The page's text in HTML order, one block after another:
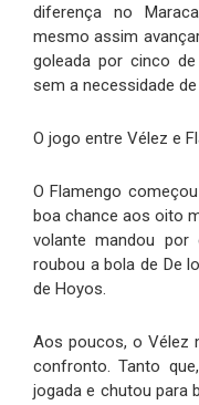
diferença no
mesmo assim
goleada por cinco
sem a necessidade
O jogo entre Vélez e
O Flamengo
boa chance aos oito
volante mandou por
roubou a bola de De
de Hoyos.
Aos poucos, o Vélez
confronto. Tanto
jogada e chutou para